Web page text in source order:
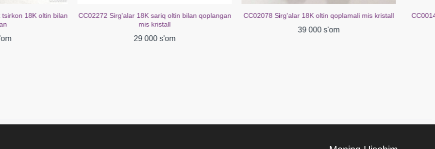
18K sariq oltin bilan qoplangan
29 000 s'om
CC02078 Sirg'alar 18K oltin qoplamali mis kristall
CC00148 Uzuk guruch kubik tsirkoniya oq oltin